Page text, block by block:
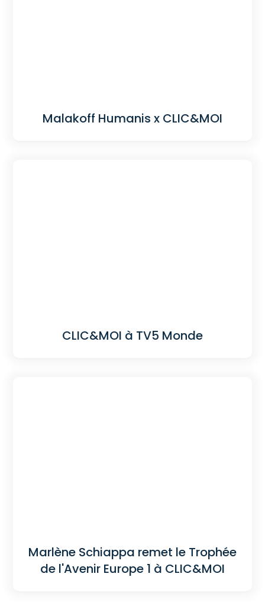
Malakoff Humanis x CLIC&MOI
CLIC&MOI à TV5 Monde
Marlène Schiappa remet le Trophée
de l'Avenir Europe 1 à CLIC&MOI